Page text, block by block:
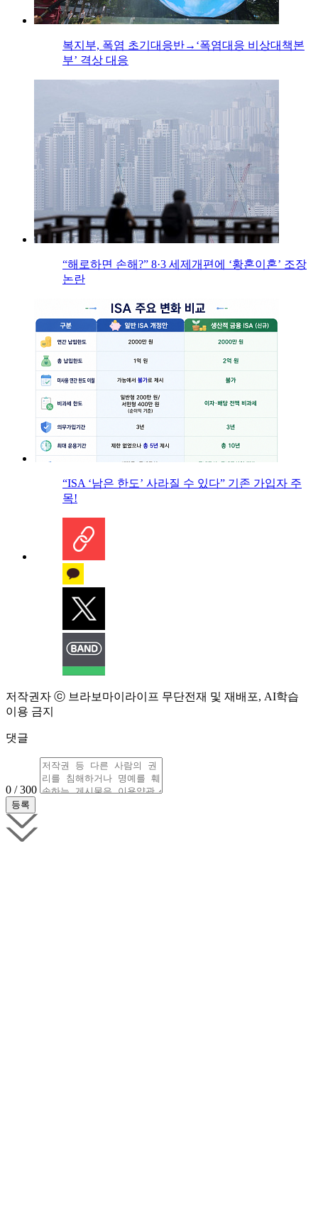
복지부, 폭염 초기대응반→‘폭염대응 비상대책본
부’ 격상 대응
“해로하면 손해?” 8·3 세제개편에 ‘황혼이혼’ 조장
논란
“ISA ‘남은 한도’ 사라질 수 있다” 기존 가입자 주
목!
저작권자 ⓒ 브라보마이라이프 무단전재 및 재배포, AI학습
이용 금지
댓글
0 / 300